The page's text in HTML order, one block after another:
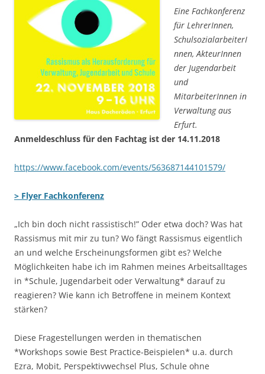
Eine Fachkonferenz
für LehrerInnen,
SchulsozialarbeiterI
nnen, AkteurInnen
der Jugendarbeit
und
MitarbeiterInnen in
Verwaltung aus
Erfurt.
Anmeldeschluss für den Fachtag ist der 14.11.2018
https://www.facebook.com/events/563687144101579/
> Flyer Fachkonferenz
„Ich bin doch nicht rassistisch!” Oder etwa doch? Was hat
Rassismus mit mir zu tun? Wo fängt Rassismus eigentlich
an und welche Erscheinungsformen gibt es? Welche
Möglichkeiten habe ich im Rahmen meines Arbeitsalltages
in *Schule, Jugendarbeit oder Verwaltung* darauf zu
reagieren? Wie kann ich Betroffene in meinem Kontext
stärken?
Diese Fragestellungen werden in thematischen
*Workshops sowie Best Practice-Beispielen* u.a. durch
Ezra, Mobit, Perspektivwechsel Plus, Schule ohne